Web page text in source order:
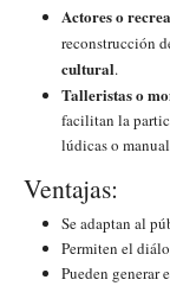
Actores o
reconstrucción
cultural.
Talleristas o
facilitan la
lúdicas o
Ventajas:
Se adaptan al
Permiten el
Pueden generar